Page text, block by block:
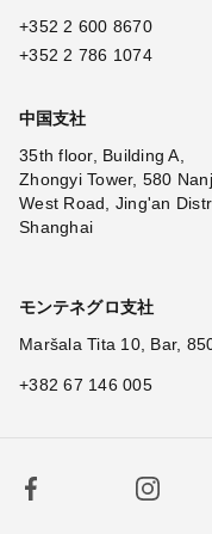
+352 2 600 8670
+352 2 786 1074
中国支社
35th floor, Building A,
Zhongyi Tower, 580
West Road, Jing'an
Shanghai
モンテネグロ支社
Maršala Tita 10, Bar,
+382 67 146 005